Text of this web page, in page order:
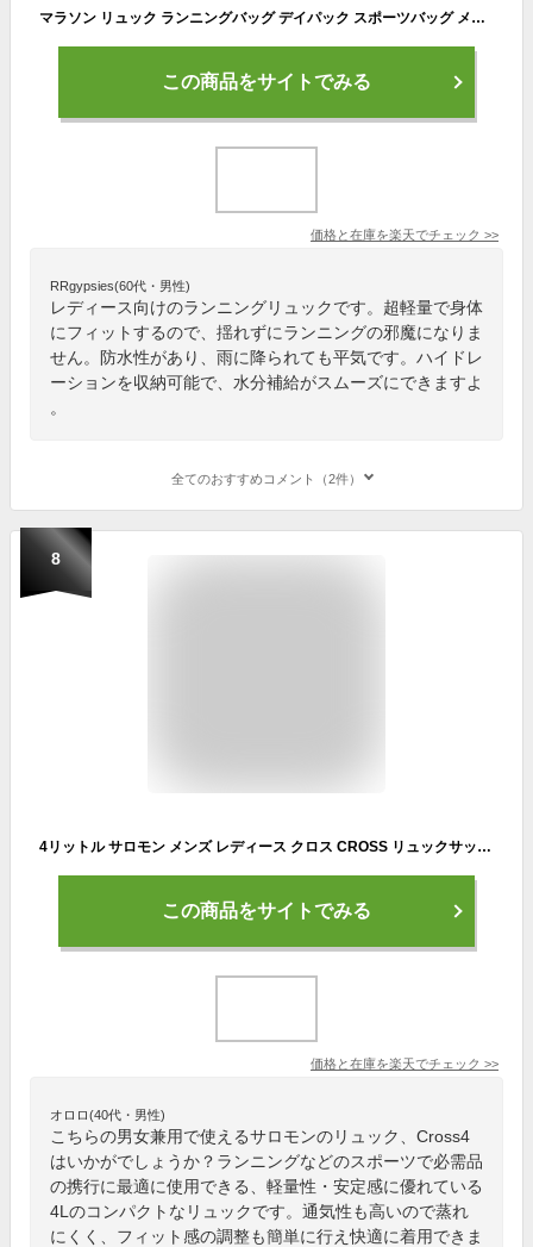
マラソン リュック ランニングバッグ デイパック スポーツバッグ メンズ バックパック レディース 登山リュック サイクリングバッグ 超軽量 自転車 防水 光反射 2Lハイドレーション収納可 通気 アウトドア 登山 レース 遠足 ペットボトル
この商品をサイトでみる
価格と在庫を楽天でチェック >>
RRgypsies(60代・男性)
レディース向けのランニングリュックです。超軽量で身体
にフィットするので、揺れずにランニングの邪魔になりま
せん。防水性があり、雨に降られても平気です。ハイドレ
ーションを収納可能で、水分補給がスムーズにできますよ
。
全てのおすすめコメント（2件）
8
4リットル サロモン メンズ レディース クロス CROSS リュックサック デイパック バックパック バッグ 鞄 登山 ランニング ファストハイク ホワイト 白 ブラック 黒 送料無料 Salomon
この商品をサイトでみる
価格と在庫を楽天でチェック >>
オロロ(40代・男性)
こちらの男女兼用で使えるサロモンのリュック、Cross4
はいかがでしょうか？ランニングなどのスポーツで必需品
の携行に最適に使用できる、軽量性・安定感に優れている
4Lのコンパクトなリュックです。通気性も高いので蒸れ
にくく、フィット感の調整も簡単に行え快適に着用できま